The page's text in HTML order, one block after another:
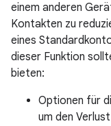
einem anderen
Kontakten zu
eines
dieser Funktion
bieten:
Optionen für
um den